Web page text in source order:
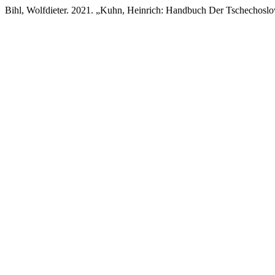
Bihl, Wolfdieter. 2021. „Kuhn, Heinrich: Handbuch Der